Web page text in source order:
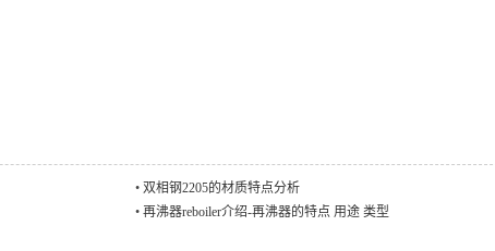
• 双相钢2205的材质特点分析
• 再沸器reboiler介绍-再沸器的特点 用途 类型